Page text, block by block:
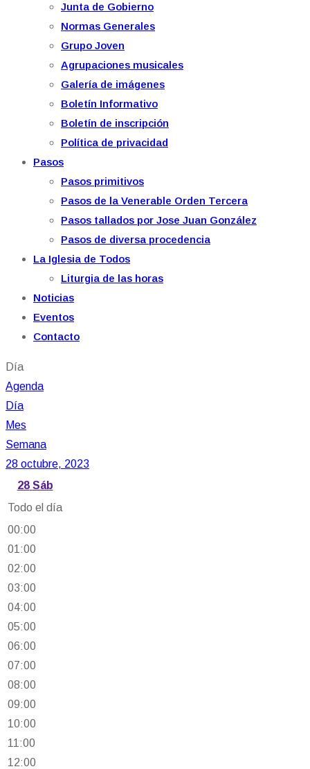
Junta de Gobierno
Normas Generales
Grupo Joven
Agrupaciones musicales
Galería de imágenes
Boletín Informativo
Boletín de inscripción
Política de privacidad
Pasos
Pasos primitivos
Pasos de la Venerable Orden Tercera
Pasos tallados por Jose Juan González
Pasos de diversa procedencia
La Iglesia de Todos
Liturgia de las horas
Noticias
Eventos
Contacto
Día
Agenda
Día
Mes
Semana
28 octubre, 2023
28 Sáb
Todo el día
00:00
01:00
02:00
03:00
04:00
05:00
06:00
07:00
08:00
09:00
10:00
11:00
12:00